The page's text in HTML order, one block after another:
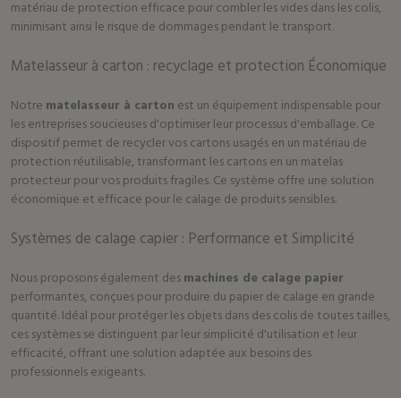
matériau de protection efficace pour combler les vides dans les colis,
minimisant ainsi le risque de dommages pendant le transport.
Matelasseur à carton : recyclage et protection Économique
Notre matelasseur à carton est un équipement indispensable pour
les entreprises soucieuses d'optimiser leur processus d'emballage. Ce
dispositif permet de recycler vos cartons usagés en un matériau de
protection réutilisable, transformant les cartons en un matelas
protecteur pour vos produits fragiles. Ce système offre une solution
économique et efficace pour le calage de produits sensibles.
Systèmes de calage capier : Performance et Simplicité
Nous proposons également desmachines de calage papier
performantes, conçues pour produire du papier de calage en grande
quantité. Idéal pour protéger les objets dans des colis de toutes tailles,
ces systèmes se distinguent par leur simplicité d'utilisation et leur
efficacité, offrant une solution adaptée aux besoins des
professionnels exigeants.